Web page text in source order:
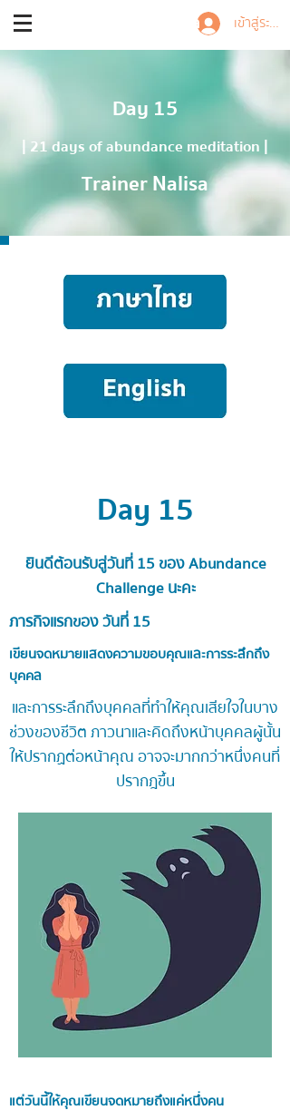
เข้าสู่ระบบ
Trainer Nalisa
Day 15
| 21 days of abundance meditation |
Trainer Nalisa
Day 15
ยินดีต้อนรับสู่วันที่ 15 ของ Abundance
Challenge นะคะ
และการระลึกถึงบุคคลที่ทำให้คุณเสียใจในบาง
ช่วงของชีวิตภาวนาและคิดถึงหน้าบุคคลผู้นั้น
ให้ปรากฏต่อหน้าคุณ อาจจะมากกว่าหนึ่งคนที่
ปรากฎขึ้น
ภารกิจแรกของ วันที่ 15
เขียนจดหมายแสดงความขอบคุณและการระลึกถึง
บุคคล
แต่วันนี้ให้คุณเขียนจดหมายถึงแค่หนึ่งคน